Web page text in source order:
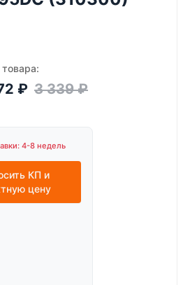
₽ 3 339₽
4-8 недель
КП и
цену